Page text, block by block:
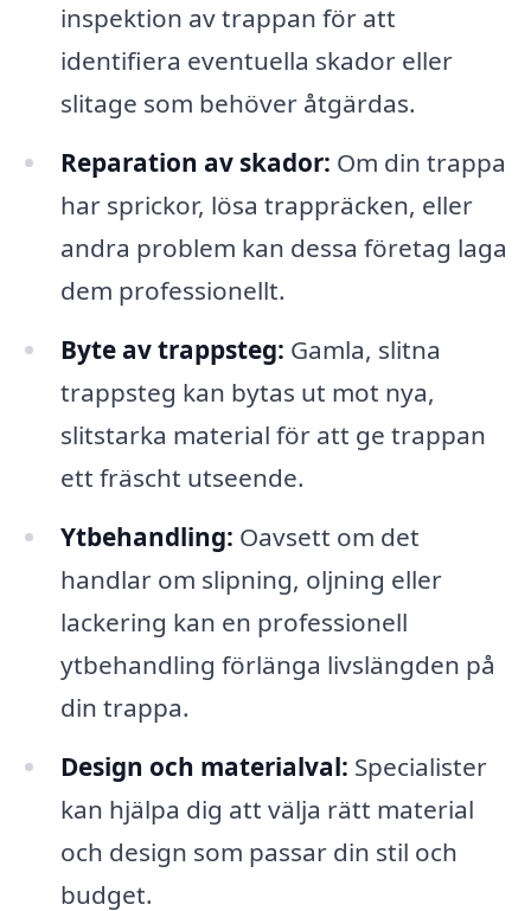
inspektion av trappan för att
identifiera eventuella skador eller
slitage som behöver åtgärdas.
Reparation av skador: Om din trappa
har sprickor, lösa trappräcken, eller
andra problem kan dessa företag laga
dem professionellt.
Byte av trappsteg: Gamla, slitna
trappsteg kan bytas ut mot nya,
slitstarka material för att ge trappan
ett fräscht utseende.
Ytbehandling: Oavsett om det
handlar om slipning, oljning eller
lackering kan en professionell
ytbehandling förlänga livslängden på
din trappa.
Design och materialval: Specialister
kan hjälpa dig att välja rätt material
och design som passar din stil och
budget.